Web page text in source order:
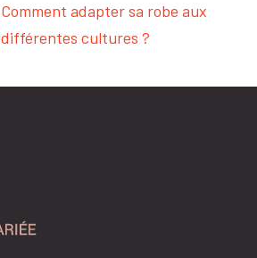
Comment adapter sa robe aux
différentes cultures ?